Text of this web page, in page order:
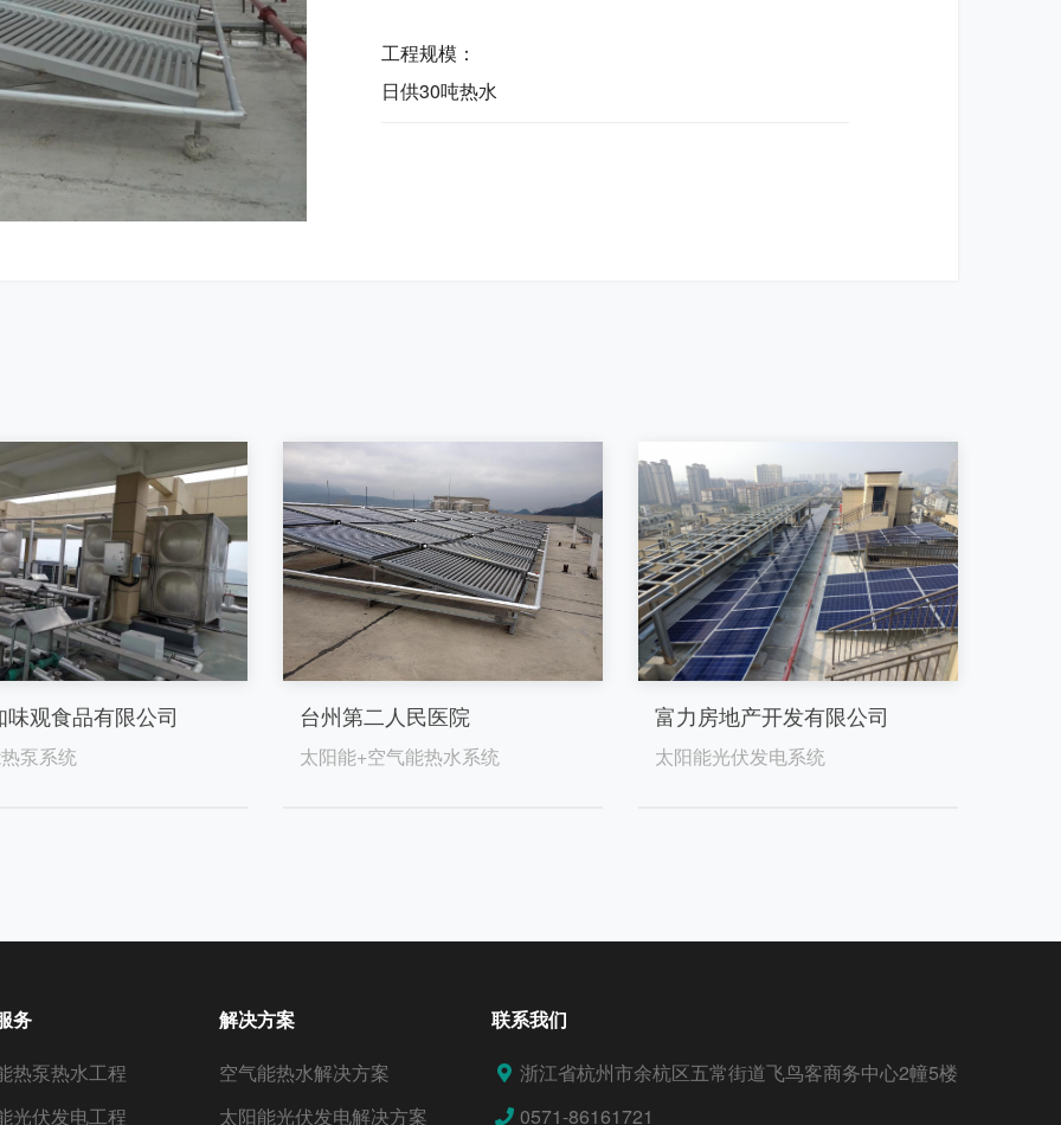
工程规模：
日供30吨热水
味观食品有限公司
泵系统
台州第二人民医院
太阳能+空气能热水系统
富力房地产开发有限公司
太阳能光伏发电系统
务
热泵热水工程
光伏发电工程
解决方案
空气能热水解决方案
太阳能光伏发电解决方案
联系我们
浙江省杭州市余杭区五常街道飞鸟客商务中心2幢5楼
0571-86161721